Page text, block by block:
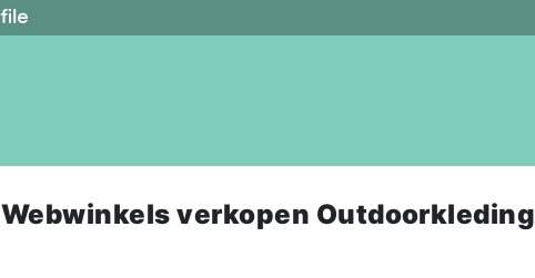
Webwinkels verkopen Outdoorkleding